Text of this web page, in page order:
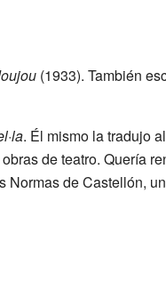
(1933). También
. Él mismo la tradujo
de teatro. Quería
de Castellón,